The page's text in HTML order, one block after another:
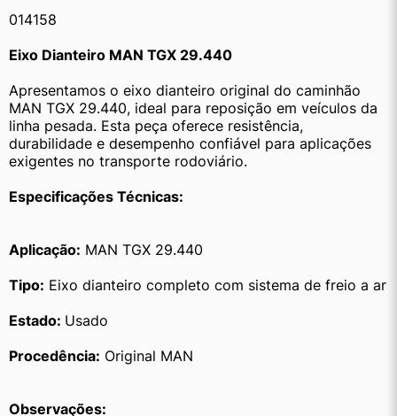
014158
Eixo Dianteiro MAN TGX 29.440
Apresentamos o eixo dianteiro original do caminhão
MAN TGX 29.440, ideal para reposição em veículos da
linha pesada. Esta peça oferece resistência,
durabilidade e desempenho confiável para aplicações
exigentes no transporte rodoviário.
Especificações Técnicas:
Aplicação: MAN TGX 29.440
Tipo: Eixo dianteiro completo com sistema de freio a ar
Estado: Usado
Procedência: Original MAN
Observações: